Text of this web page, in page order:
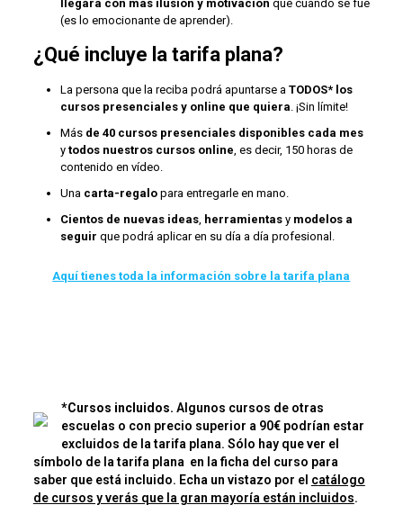
llegará con más ilusión y motivación que cuando se fue
(es lo emocionante de aprender).
¿Qué incluye la tarifa plana?
La persona que la reciba podrá apuntarse aTODOS* los
cursos presenciales y online que quiera. ¡Sin límite!
Másde 40 cursos presenciales disponibles cada mes
y todos nuestros cursos online, es decir, 150 horas de
contenido en vídeo.
Una carta-regalopara entregarle en mano.
Cientos de nuevas ideas, herramientasy modelos a
seguir que podrá aplicar en su día a día profesional.
Aquí tienes toda la información sobre la tarifa plana
*Cursos incluidos. Algunos cursos de otras
escuelas o con precio superior a 90€ podrían estar
excluidos de la tarifa plana. Sólo hay que ver el
símbolo de la tarifa plana en la ficha del curso para
saber que está incluido. Echa un vistazo por el catálogo
de cursos y verás que la gran mayoría están incluidos.